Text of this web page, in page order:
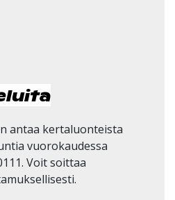
antaa kertaluonteista
vuorokaudessa
Voit soittaa